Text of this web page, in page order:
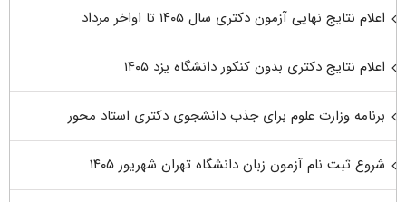
اعلام نتایج نهایی آزمون دکتری سال ۱۴۰۵ تا اواخر مرداد
اعلام نتایج دکتری بدون کنکور دانشگاه یزد ۱۴۰۵
برنامه وزارت علوم برای جذب دانشجوی دکتری استاد محور
شروع ثبت نام آزمون زبان دانشگاه تهران شهریور ۱۴۰۵